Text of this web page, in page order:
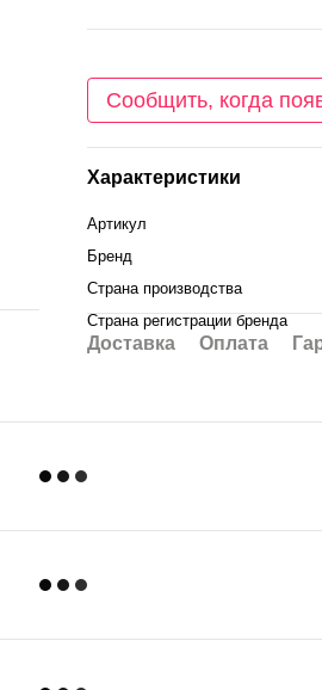
Сообщить, когда
Характеристики
Артикул
Бренд
Страна производства
Страна регистрации бренда
Доставка Оплата